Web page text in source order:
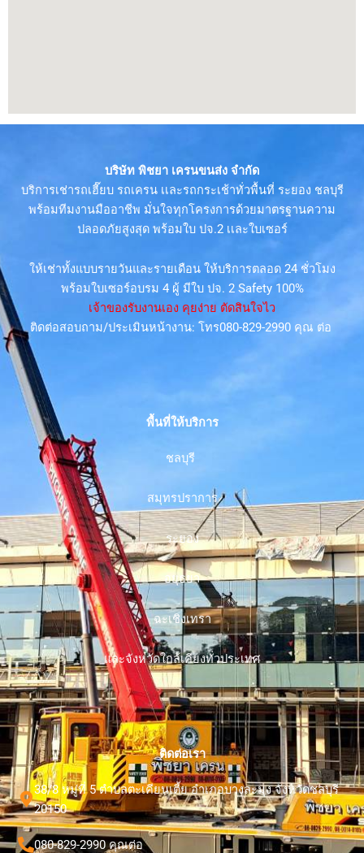
บริษัท พิชยา เครนขนส่ง จำกัด
บริการเช่ารถเฮี๊ยบ รถเครน เเละรถกระเช้าทั่วพื้นที่ ระยอง ชลบุรี
พร้อมทีมงานมืออาชีพ มั่นใจทุกโครงการด้วยมาตรฐานความ
ปลอดภัยสูงสุด พร้อมใบ ปจ.2 เเละใบเซอร์
ให้เช่าทั้งแบบรายวันและรายเดือน ให้บริการตลอด 24 ชั่วโมง
พร้อมใบเซอร์อบรม 4 ผู้ มีใบ ปจ. 2 Safety 100%
เจ้าของรับงานเอง คุยง่าย ตัดสินใจไว
ติดต่อสอบถาม/ประเมินหน้างาน: โทร080-829-2990 คุณ ต่อ
พื้นที่ให้บริการ
ชลบุรี
สมุทรปราการ
ระยอง
อยุธยา
ฉะเชิงเทรา
และจังหวัดใกล้เคียงทั่วประเทศ
ติดต่อเรา
38/8 หมู่ที่ 5 ตำบลตะเคียนเตี้ย อำเภอบางละมุง จังหวัดชลบุรี
20150
080-829-2990 คุณต่อ